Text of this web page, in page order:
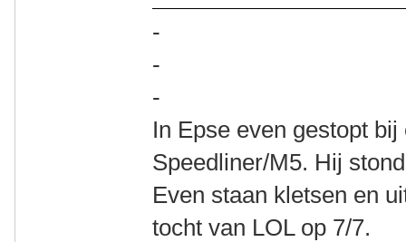
-
-
-
In Epse even gestopt
Speedliner/M5. Hij
Even staan kletsen en
tocht van LOL op 7/7.